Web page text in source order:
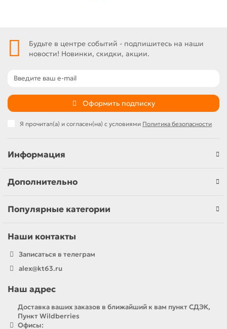
Будьте в центре событий - подпишитесь на наши
новости! Новинки, скидки, акции.
Оформить подписку
Я прочитал(а) и согласен(на) с условиями Политика безопасности
Информация
Дополнительно
Популярные категории
Наши контакты
Записаться в телеграм
alex@kt63.ru
Наш адрес
Доставка ваших заказов в ближайший к вам пункт СДЭК,
Пункт Wildberries
Офисы: